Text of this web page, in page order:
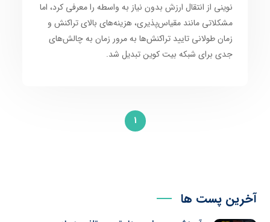
نوینی از انتقال ارزش بدون نیاز به واسطه را معرفی کرد، اما
مشکلاتی مانند مقیاس‌پذیری، هزینه‌های بالای تراکنش و
زمان طولانی تایید تراکنش‌ها به مرور زمان به چالش‌های
جدی برای شبکه بیت کوین تبدیل شد.
1
آخرین پست ها